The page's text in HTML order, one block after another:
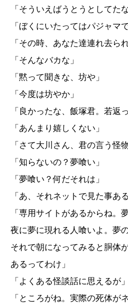
「そういえばうとうとしてたな
「ぼくにいたってはパジャマ
「その時、あなた達連れ去ら
「そんなバカな」
「黙って聞きな、坊や」
「今度は坊やか」
「良かったな、飯塚君。若返
「あんまり嬉しくない」
「さて大川さん、君の言う怪
「知らないの？夢喰い」
「夢喰い？何だそれは」
「あ、それネットで見た事ある
「専用サイトがあるからね。
夜に夢に現れる人喰いよ。夢
それで朝になってみると胴体
あるってわけ」
「よくある怪談話に思えるが」
「ところがね。実際の死体が